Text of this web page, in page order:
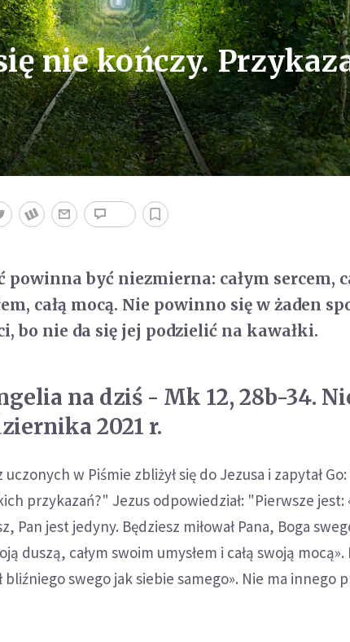
nie kończy.
powinna być niezmierna: całym sercem,
całą mocą. Nie powinno się w żaden
bo nie da się jej podzielić na kawałki.
na dziś - Mk 12, 28b-34.
2021 r.
uczonych w Piśmie zbliżył się do Jezusa i zapytał
przykazań?" Jezus odpowiedział: "Pierwsze jest:
Pan jest jedyny. Będziesz miłował Pana, Boga
duszą, całym swoim umysłem i całą swoją
bliźniego swego jak siebie samego». Nie ma innego